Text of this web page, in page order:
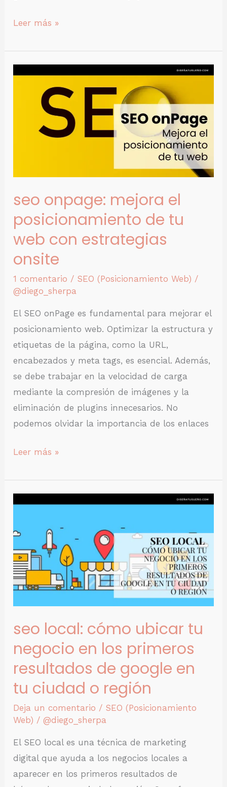
Leer más »
seo onpage: mejora el
posicionamiento de tu
web con estrategias
onsite
1 comentario / SEO (Posicionamiento Web) /
@diego_sherpa
El SEO onPage es fundamental para mejorar el
posicionamiento web. Optimizar la estructura y
etiquetas de la página, como la URL,
encabezados y meta tags, es esencial. Además,
se debe trabajar en la velocidad de carga
mediante la compresión de imágenes y la
eliminación de plugins innecesarios. No
podemos olvidar la importancia de los enlaces
Mejora
posicionamiento
con
estrategias
onsite
Leer más »
seo local: cómo ubicar tu
negocio en los primeros
resultados de google en
tu ciudad o región
Deja un comentario / SEO (Posicionamiento
Web) /@diego_sherpa
El SEO local es una técnica de marketing
digital que ayuda a los negocios locales a
aparecer en los primeros resultados de
Cómo
ubicar
tu
negocio
primeros
Google
en
tu
ciudad
región